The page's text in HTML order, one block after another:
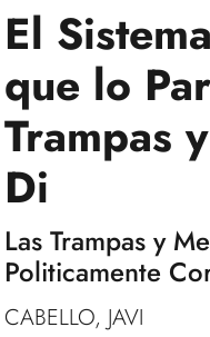
El
que lo
Trampas
Di
Las Trampas y
Politicamente
CABELLO, JAVI